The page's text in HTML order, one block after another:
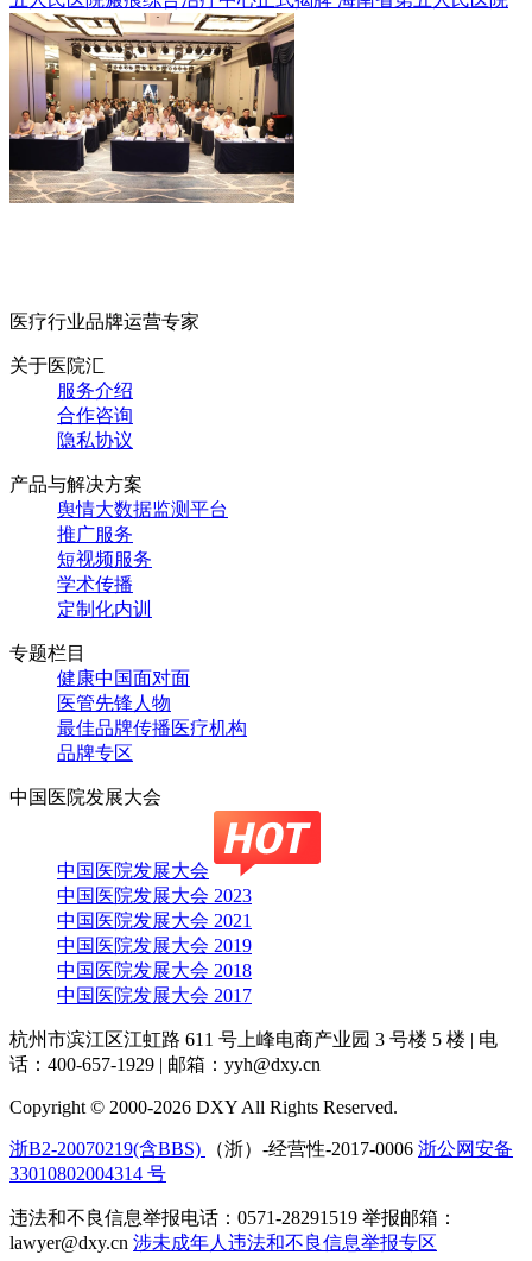
医疗行业品牌运营专家
关于医院汇
服务介绍
合作咨询
隐私协议
产品与解决方案
舆情大数据监测平台
推广服务
短视频服务
学术传播
定制化内训
专题栏目
健康中国面对面
医管先锋人物
最佳品牌传播医疗机构
品牌专区
中国医院发展大会
中国医院发展大会
中国医院发展大会 2023
中国医院发展大会 2021
中国医院发展大会 2019
中国医院发展大会 2018
中国医院发展大会 2017
杭州市滨江区江虹路 611 号上峰电商产业园 3 号楼 5 楼 | 电
话：400-657-1929 | 邮箱：yyh@dxy.cn
Copyright © 2000-2026 DXY All Rights Reserved.
浙B2-20070219(含BBS) （浙）-经营性-2017-0006 浙公网安备
33010802004314 号
违法和不良信息举报电话：0571-28291519 举报邮箱：
lawyer@dxy.cn 涉未成年人违法和不良信息举报专区